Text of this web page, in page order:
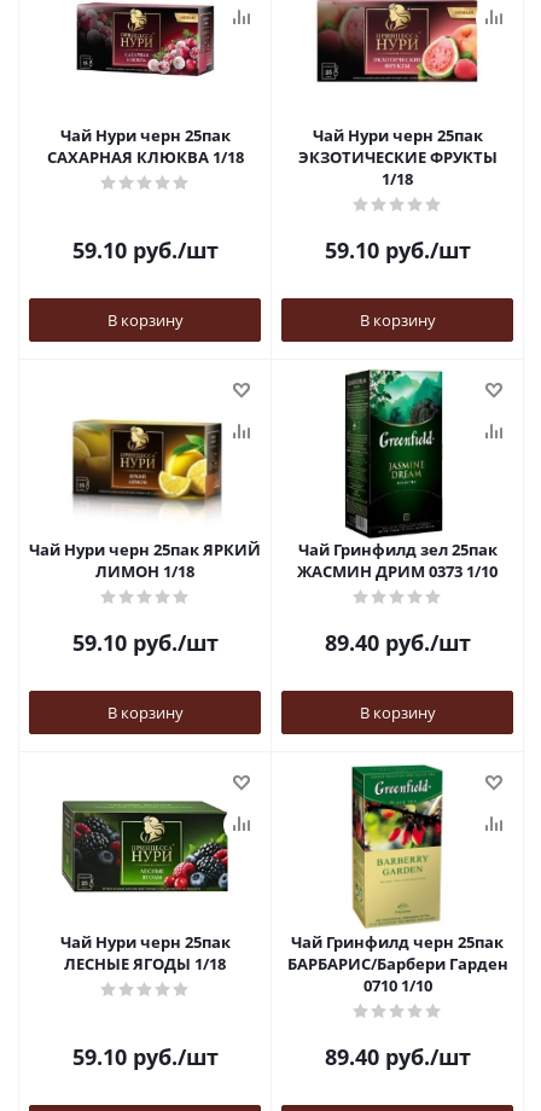
Чай Нури черн 25пак
САХАРНАЯ КЛЮКВА 1/18
59.10руб./шт
В корзину
Чай Нури черн 25пак
ЭКЗОТИЧЕСКИЕ ФРУКТЫ
1/18
59.10руб./шт
В корзину
Чай Нури черн 25пак ЯРКИЙ
ЛИМОН 1/18
59.10руб./шт
В корзину
Чай Гринфилд зел 25пак
ЖАСМИН ДРИМ 0373 1/10
89.40руб./шт
В корзину
Чай Нури черн 25пак
ЛЕСНЫЕ ЯГОДЫ 1/18
59.10руб./шт
Чай Гринфилд черн 25пак
БАРБАРИС/Барбери Гарден
0710 1/10
89.40руб./шт